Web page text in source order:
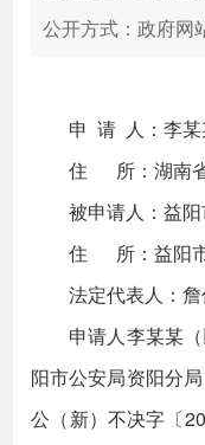
公开方式：政府网
申 请 人：李某
住 所：湖南省
被申请人：益阳
住 所：益阳市
法定代表人：詹
申请人李某某（
阳市公安局资阳分
公（新）不决字〔